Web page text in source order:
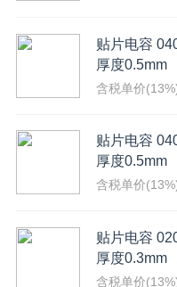
贴片电容
厚度0.5mm
含税单价
贴片电容
厚度0.5mm
含税单价
贴片电容
厚度0.3mm
含税单价